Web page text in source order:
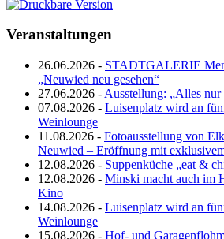
Veranstaltungen
26.06.2026 - STADTGALERIE
„Neuwied neu gesehen“
27.06.2026 - Ausstellung: „Alles nur
07.08.2026 - Luisenplatz wird an
Weinlounge
11.08.2026 - Fotoausstellung von
Neuwied – Eröffnung mit
12.08.2026 - Suppenküche „eat &
12.08.2026 - Minski macht auch im
Kino
14.08.2026 - Luisenplatz wird an
Weinlounge
15.08.2026 - Hof- und